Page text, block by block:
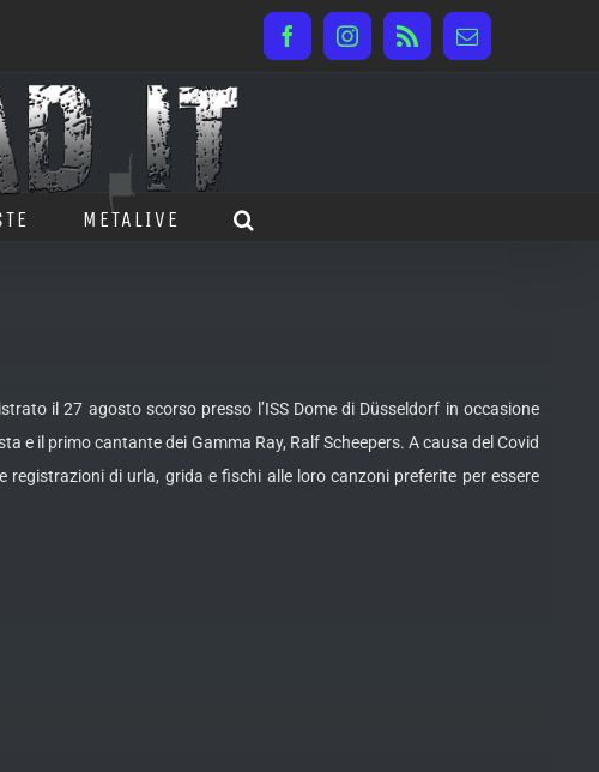
FacebookInstagram
Rss Email
METALIVE
il 27 agosto scorso presso l’ISS Dome di Düsseldorf in occasione
e il primo cantante dei Gamma Ray, Ralf Scheepers. A causa del Covid
di urla, grida e fischi alle loro canzoni preferite per essere